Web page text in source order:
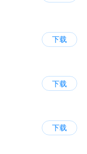
下载
下载
下载